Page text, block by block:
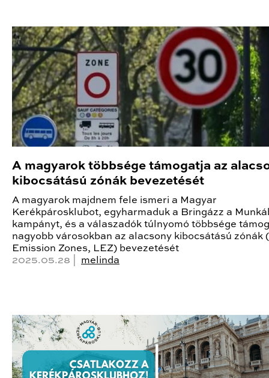
A magyarok többsége támogatja az
kibocsátású zónák bevezetését
A magyarok majdnem fele ismeri a Magyar
Kerékpárosklubot, egyharmaduk a Bringázz a
kampányt, és a válaszadók túlnyomó többsége
nagyobb városokban az alacsony kibocsátású zónák
Emission Zones, LEZ) bevezetését
2025.05.28 | melinda